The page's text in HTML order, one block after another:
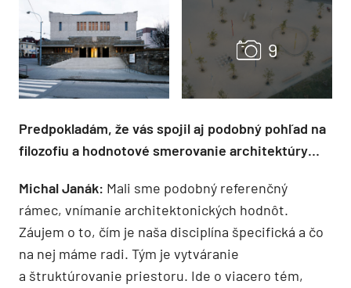
Predpokladám, že vás spojil aj podobný pohľad na
filozofiu a hodnotové smerovanie architektúry…
Michal Janák: Mali sme podobný referenčný
rámec, vnímanie architektonických hodnôt.
Záujem o to, čím je naša disciplína špecifická a čo
na nej máme radi. Tým je vytváranie
a štruktúrovanie priestoru. Ide o viacero tém,